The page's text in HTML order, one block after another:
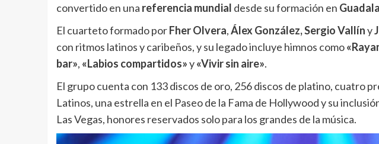
convertido en una referencia mundial desde su formación en
El cuarteto formado porFher Olvera,Álex González,Sergio Vallíny
con ritmos latinos y caribeños, y su legado incluye himnos como
bar», «Labios compartidos»y«Vivir sin aire».
El grupo cuenta con 133 discos de oro, 256 discos de platino, cuatro
Latinos, una estrella en el Paseo de la Fama de Hollywood y su
Las Vegas, honores reservados solo para los grandes de la música.